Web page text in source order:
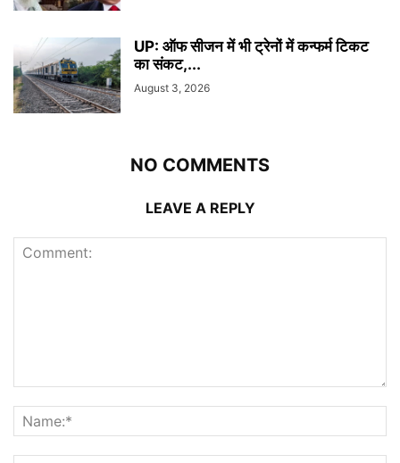
UP: ऑफ सीजन में भी ट्रेनों में कन्फर्म टिकट
का संकट,...
August 3, 2026
NO COMMENTS
LEAVE A REPLY